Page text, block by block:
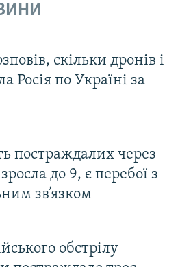
скільки дронів і
Росія по Україні за
постраждалих через
до 9, є перебої з
зв’язком
обстрілу